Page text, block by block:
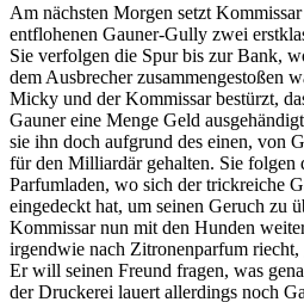
Am nächsten Morgen setzt
entflohenen Gauner-Gully zwei
Sie verfolgen die Spur bis zur Bank,
dem Ausbrecher zusammengestoßen
Micky und der Kommissar bestürzt,
Gauner eine Menge Geld
sie ihn doch aufgrund des einen, von
für den Milliardär gehalten. Sie folgen
Parfumladen, wo sich der trickreiche
eingedeckt hat, um seinen Geruch zu
Kommissar nun mit den Hunden
irgendwie nach Zitronenparfum
Er will seinen Freund fragen, was
der Druckerei lauert allerdings noch